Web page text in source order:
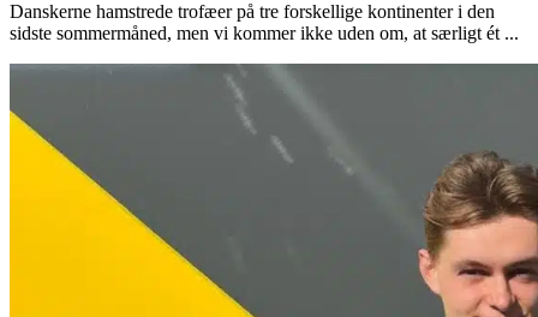
Danskerne hamstrede trofæer på tre forskellige kontinenter i den
sidste sommermåned, men vi kommer ikke uden om, at særligt ét ...